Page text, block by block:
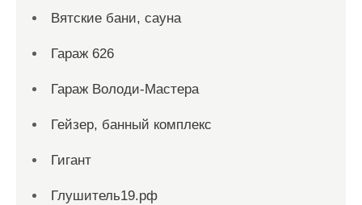
Вятские бани, сауна
Гараж 626
Гараж Володи-Мастера
Гейзер, банный комплекс
Гигант
Глушитель19.рф